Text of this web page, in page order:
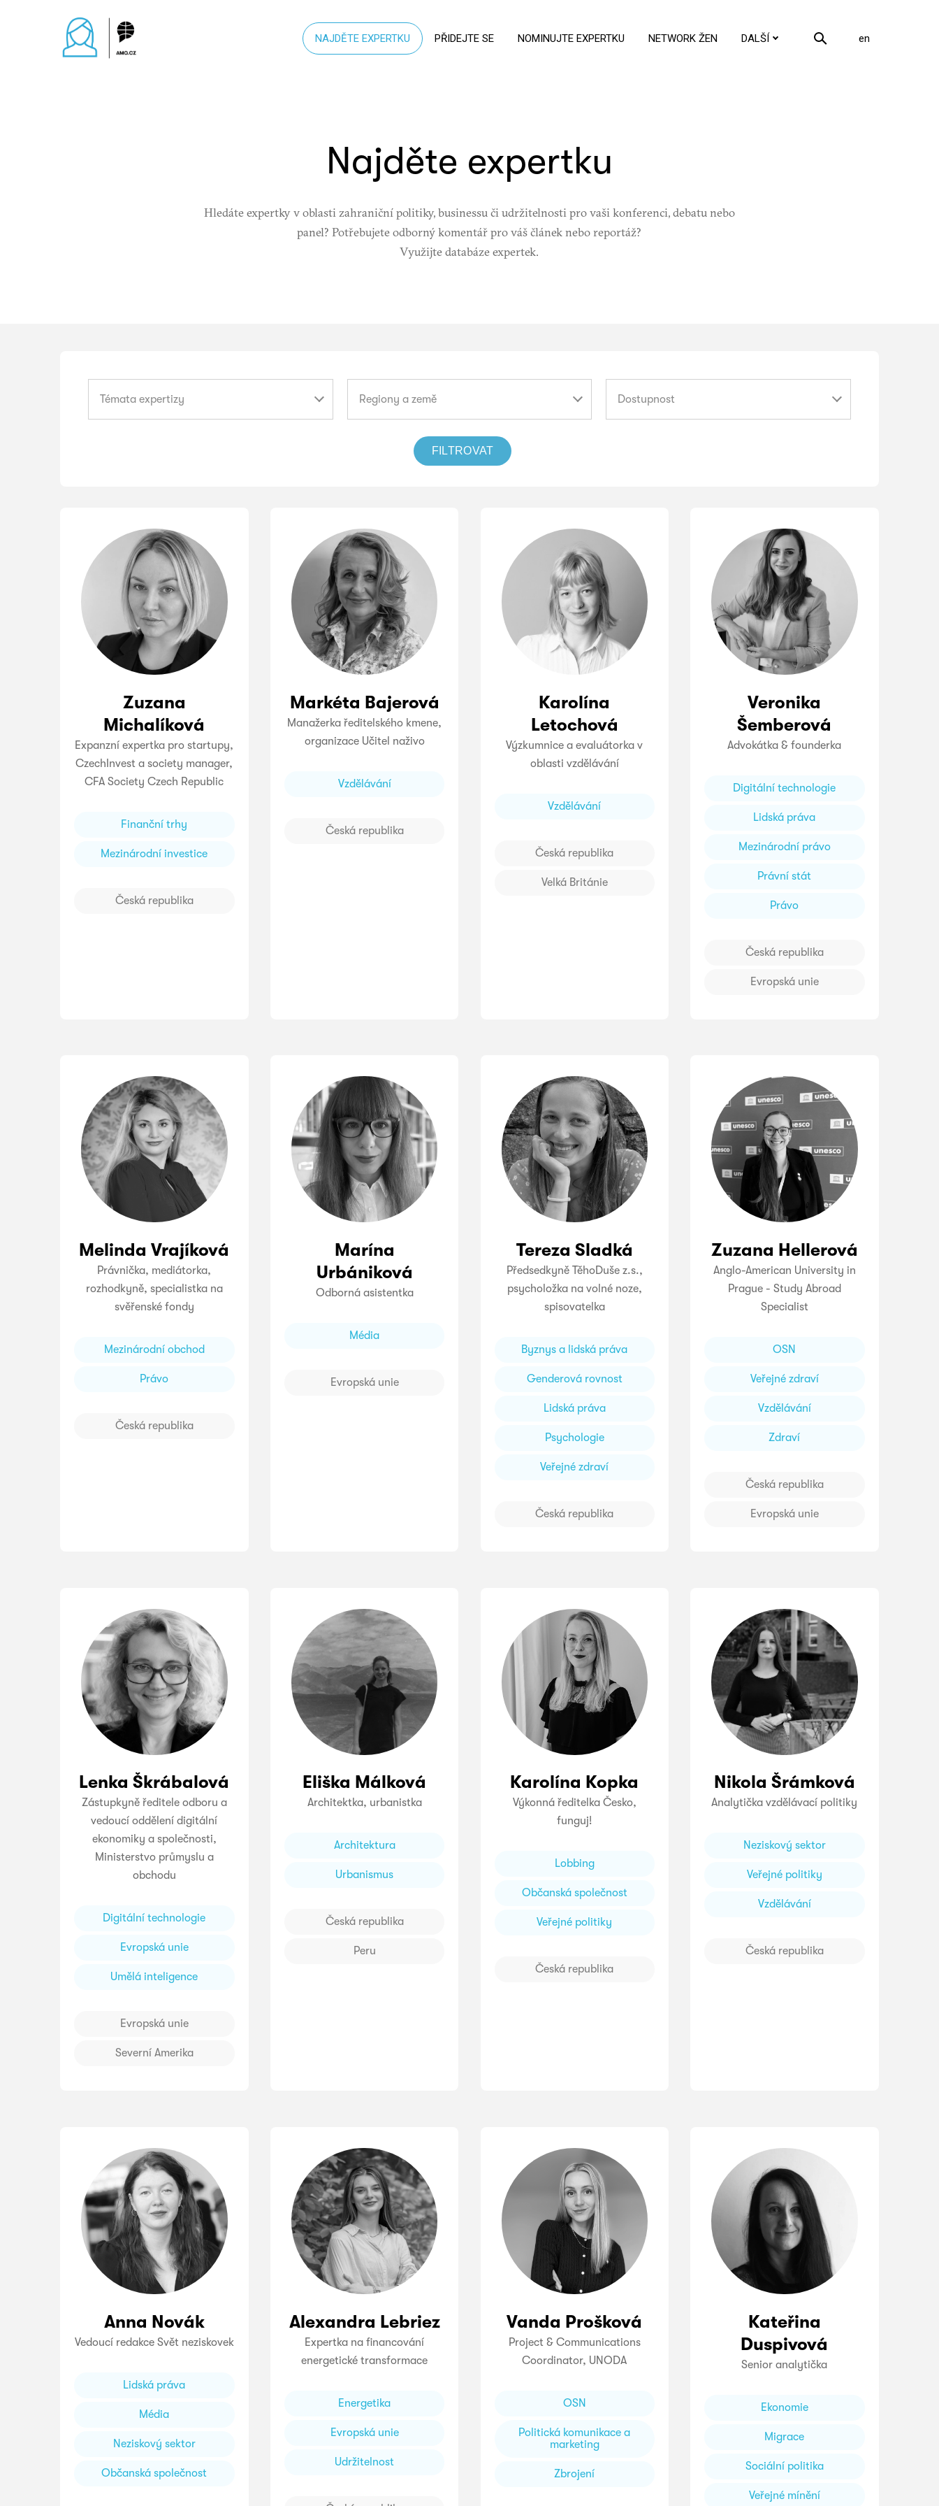
NAJDĚTE EXPERTKU PŘIDEJTE SE NOMINUJTE EXPERTKU NETWORK ŽEN DALŠÍ cs
en
Najděte expertku
Hledáte expertky v oblasti zahraniční politiky, businessu či udržitelnosti pro vaši konferenci, debatu nebo
panel? Potřebujete odborný komentář pro váš článek nebo reportáž?
Využijte databáze expertek.
expertizy
Témata expertizy Regiony a země
Dostupnost
FILTROVAT
Zuzana
Michalíková
Expanzní expertka pro startupy,
CzechInvest a society manager,
CFA Society Czech Republic
Finanční trhy
Mezinárodní investice
Česká republika
Markéta Bajerová
Manažerka ředitelského kmene,
organizace Učitel naživo
Vzdělávání
Česká republika
Karolína
Letochová
Výzkumnice a evaluátorka v
oblasti vzdělávání
Vzdělávání
Česká republika
Velká Británie
Veronika
Šemberová
Advokátka & founderka
Digitální technologie
Lidská práva
Mezinárodní právo
Právní stát
Právo
Česká republika
Evropská unie
Melinda Vrajíková
Právnička, mediátorka,
rozhodkyně, specialistka na
svěřenské fondy
Mezinárodní obchod
Právo
Česká republika
Marína
Urbániková
Odborná asistentka
Média
Evropská unie
Tereza Sladká
Předsedkyně TěhoDuše z.s.,
psycholožka na volné noze,
spisovatelka
Byznys a lidská práva
Genderová rovnost
Lidská práva
Psychologie
Veřejné zdraví
Česká republika
Zuzana Hellerová
Anglo-American University in
Prague - Study Abroad
Specialist
OSN
Veřejné zdraví
Vzdělávání
Zdraví
Česká republika
Evropská unie
Lenka Škrábalová
Zástupkyně ředitele odboru a
vedoucí oddělení digitální
ekonomiky a společnosti,
Ministerstvo průmyslu a
obchodu
Digitální technologie
Evropská unie
Umělá inteligence
Evropská unie
Severní Amerika
Eliška Málková
Architektka, urbanistka
Architektura
Urbanismus
Česká republika
Peru
Karolína Kopka
Výkonná ředitelka Česko,
funguj!
Lobbing
Občanská společnost
Veřejné politiky
Česká republika
Nikola Šrámková
Analytička vzdělávací politiky
Neziskový sektor
Veřejné politiky
Vzdělávání
Česká republika
Anna Novák
Vedoucí redakce Svět neziskovek
Lidská práva
Média
Neziskový sektor
Občanská společnost
Alexandra Lebriez
Expertka na financování
energetické transformace
Energetika
Evropská unie
Udržitelnost
Vanda Prošková
Project & Communications
Coordinator, UNODA
OSN
Politická komunikace a
marketing
Zbrojení
Kateřina
Duspivová
Senior analytička
Ekonomie
Migrace
Sociální politika
Veřejné mínění